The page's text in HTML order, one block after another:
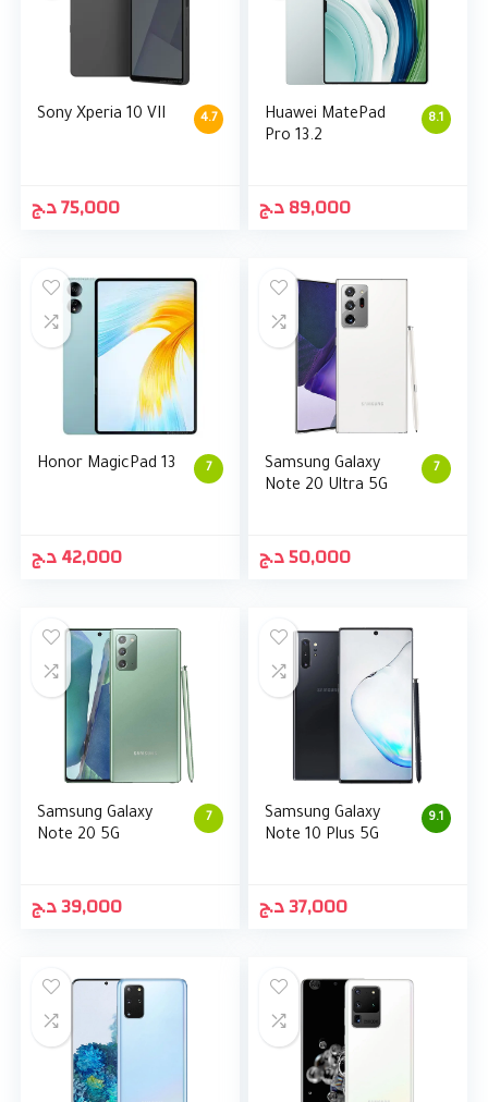
4.7
Sony Xperia 10 VII
75,000د.ج
8.1
Huawei MatePad
Pro 13.2
89,000د.ج
7
Honor MagicPad 13
42,000د.ج
7
Samsung Galaxy
Note 20 Ultra 5G
50,000د.ج
7
Samsung Galaxy
Note 20 5G
39,000د.ج
9.1
Samsung Galaxy
Note 10 Plus 5G
37,000د.ج